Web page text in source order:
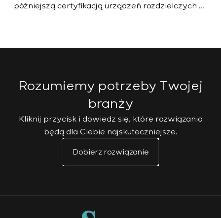
późniejszą certyfikacją urządzeń rozdzielczych o
Rozumiemy potrzeby Twojej
branży
Kliknij przycisk i dowiedz się, które rozwiązania
będą dla Ciebie najskuteczniejsze.
Dobierz rozwiązanie